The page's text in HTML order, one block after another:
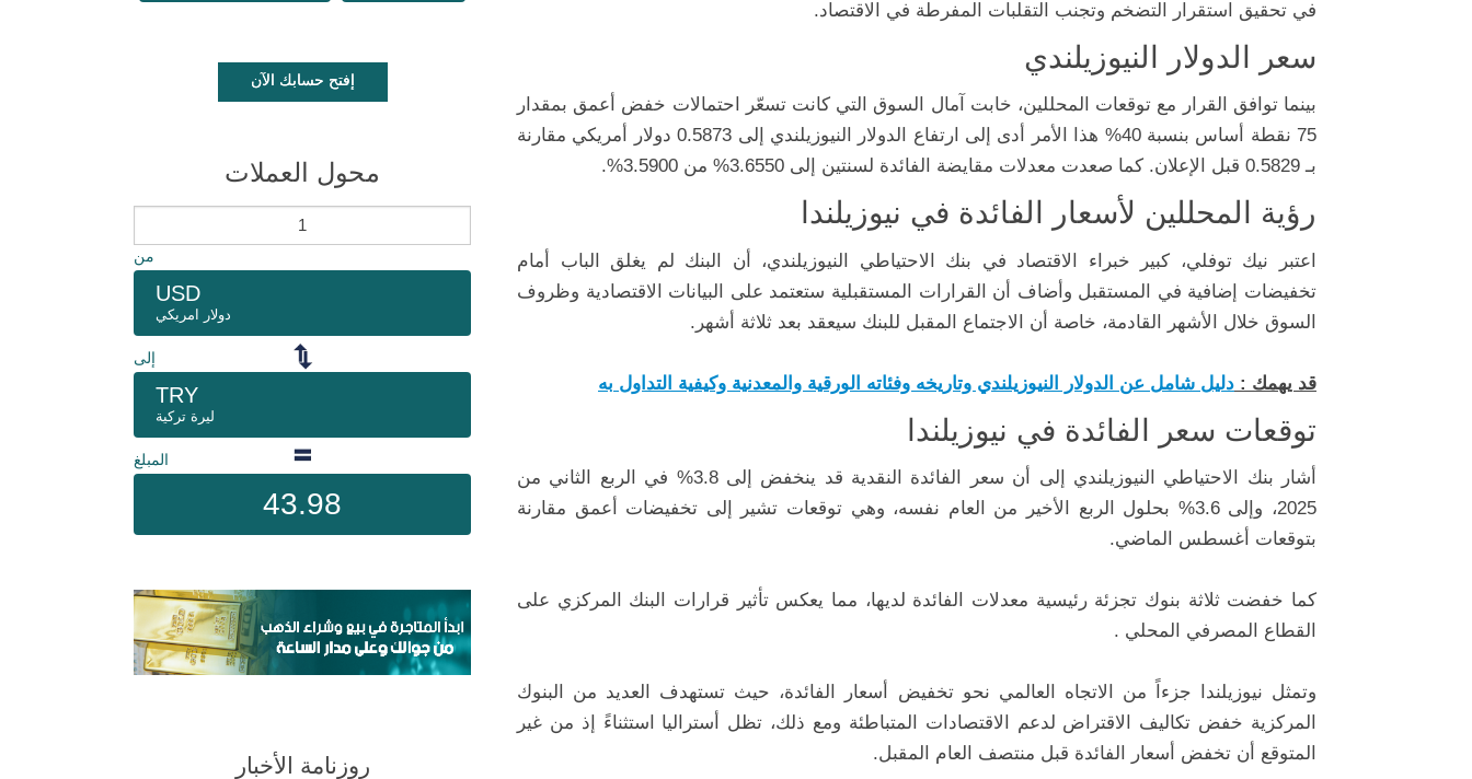
في تحقيق استقرار التضخم وتجنب التقلبات المفرطة في الاقتصاد.
سعر الدولار النيوزيلندي
بينما توافق القرار مع توقعات المحللين، خابت آمال السوق التي كانت تسعّر احتمالات خفض أعمق بمقدار
75 نقطة أساس بنسبة 40% هذا الأمر أدى إلى ارتفاع الدولار النيوزيلندي إلى 0.5873 دولار أمريكي مقارنة
بـ 0.5829 قبل الإعلان. كما صعدت معدلات مقايضة الفائدة لسنتين إلى 3.6550% من 3.5900%.
رؤية المحللين لأسعار الفائدة في نيوزيلندا
اعتبر نيك توفلي، كبير خبراء الاقتصاد في بنك الاحتياطي النيوزيلندي، أن البنك لم يغلق الباب أمام
تخفيضات إضافية في المستقبل وأضاف أن القرارات المستقبلية ستعتمد على البيانات الاقتصادية وظروف
السوق خلال الأشهر القادمة، خاصة أن الاجتماع المقبل للبنك سيعقد بعد ثلاثة أشهر.
قد يهمك : دليل شامل عن الدولار النيوزيلندي وتاريخه وفئاته الورقية والمعدنية وكيفية التداول به
توقعات سعر الفائدة في نيوزيلندا
أشار بنك الاحتياطي النيوزيلندي إلى أن سعر الفائدة النقدية قد ينخفض إلى 3.8% في الربع الثاني من
2025، وإلى 3.6% بحلول الربع الأخير من العام نفسه، وهي توقعات تشير إلى تخفيضات أعمق مقارنة
بتوقعات أغسطس الماضي.
كما خفضت ثلاثة بنوك تجزئة رئيسية معدلات الفائدة لديها، مما يعكس تأثير قرارات البنك المركزي على
القطاع المصرفي المحلي .
وتمثل نيوزيلندا جزءاً من الاتجاه العالمي نحو تخفيض أسعار الفائدة، حيث تستهدف العديد من البنوك
المركزية خفض تكاليف الاقتراض لدعم الاقتصادات المتباطئة ومع ذلك، تظل أستراليا استثناءً إذ من غير
المتوقع أن تخفض أسعار الفائدة قبل منتصف العام المقبل.
إفتح حسابك الآن
محول العملات
من
USD
دولار امريكي
إلى
TRY
ليرة تركية
المبلغ
43.98
روزنامة الأخبار